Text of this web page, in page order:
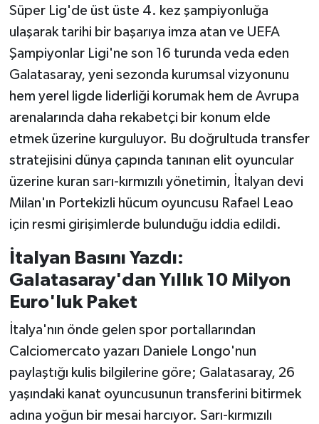
Süper Lig'de üst üste 4. kez şampiyonluğa
ulaşarak tarihi bir başarıya imza atan ve UEFA
Şampiyonlar Ligi'ne son 16 turunda veda eden
Galatasaray, yeni sezonda kurumsal vizyonunu
hem yerel ligde liderliği korumak hem de Avrupa
arenalarında daha rekabetçi bir konum elde
etmek üzerine kurguluyor. Bu doğrultuda transfer
stratejisini dünya çapında tanınan elit oyuncular
üzerine kuran sarı-kırmızılı yönetimin, İtalyan devi
Milan'ın Portekizli hücum oyuncusu Rafael Leao
için resmi girişimlerde bulunduğu iddia edildi.
İtalyan Basını Yazdı:
Galatasaray'dan Yıllık 10 Milyon
Euro'luk Paket
İtalya'nın önde gelen spor portallarından
Calciomercato yazarı Daniele Longo'nun
paylaştığı kulis bilgilerine göre; Galatasaray, 26
yaşındaki kanat oyuncusunun transferini bitirmek
adına yoğun bir mesai harcıyor. Sarı-kırmızılı